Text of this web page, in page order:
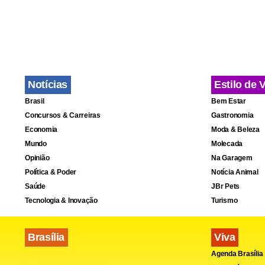
Os dados
treze anos
Segundo o
intenção
Notícias
Brasil
Concursos & Carreiras
Economia
Mundo
Opinião
Política & Poder
Saúde
Tecnologia & Inovação
Brasília
Estilo de
Bem Estar
Gastronomia
Moda & Beleza
Molecada
Na Garagem
Notícia Animal
JBr Pets
Turismo
Viva
Agenda Brasília